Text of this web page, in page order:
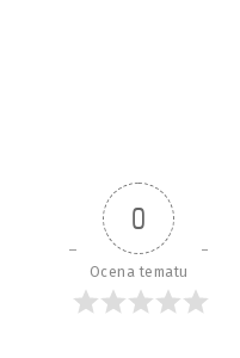
0
Ocena tematu